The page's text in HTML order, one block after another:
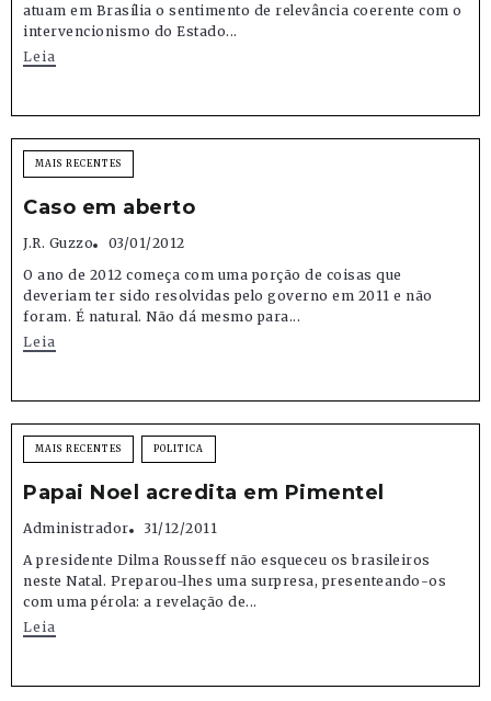
atuam em Brasília o sentimento de relevância coerente com o
intervencionismo do Estado...
Leia
MAIS RECENTES
Caso em aberto
J.R. Guzzo
03/01/2012
O ano de 2012 começa com uma porção de coisas que
deveriam ter sido resolvidas pelo governo em 2011 e não
foram. É natural. Não dá mesmo para...
Leia
MAIS RECENTES POLITICA
Papai Noel acredita em Pimentel
Administrador
31/12/2011
A presidente Dilma Rousseff não esqueceu os brasileiros
neste Natal. Preparou-lhes uma surpresa, presenteando-os
com uma pérola: a revelação de...
Leia